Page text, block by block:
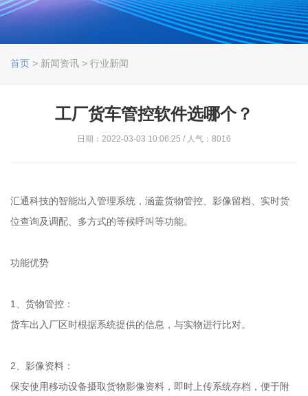
首页 > 新闻资讯 > 行业新闻
工厂货车管控软件选哪个？
日期：2022-03-03 10:06:25 / 人气：8016
汇通科技的智能出入管理系统，涵盖货物管控、影像留档、实时货
位查询及调配、多方式的等候呼叫等功能。
功能优势
1、货物管控：
货车出入厂区时根据系统提供的信息，与实物进行比对。
2、影像资料：
保安使用移动设备摄取货物影像资料，即时上传系统存档，便于附